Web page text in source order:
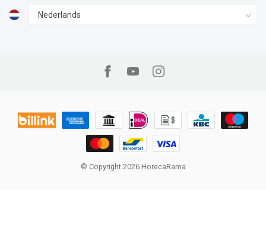
© Copyright 2026 HorecaRama